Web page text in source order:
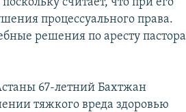
процессуального права.
решения по аресту пастора
67-летний Бахтжан
тяжкого вреда здоровью